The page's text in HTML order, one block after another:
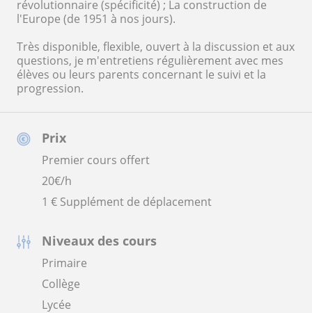
Prix
Premier cours offert
20€/h
1 € Supplément de déplacement
Niveaux des cours
Primaire
Collège
Lycée
révolutionnaire (spécificité) ; La construction de
l'Europe (de 1951 à nos jours).
Très disponible, flexible, ouvert à la discussion et aux
questions, je m'entretiens régulièrement avec mes
élèves ou leurs parents concernant le suivi et la
progression.